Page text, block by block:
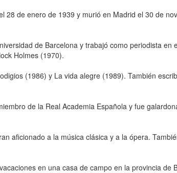
28 de enero de 1939 y murió en Madrid el 30 de
de Barcelona y trabajó como periodista en
Holmes (1970).
(1986) y La vida alegre (1989). También
de la Real Academia Española y fue
aficionado a la música clásica y a la ópera.
en una casa de campo en la provincia de